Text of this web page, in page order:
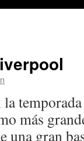
más
gran